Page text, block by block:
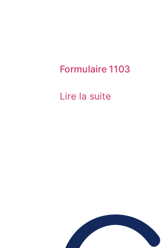
Formulaire 1103
Lire la suite